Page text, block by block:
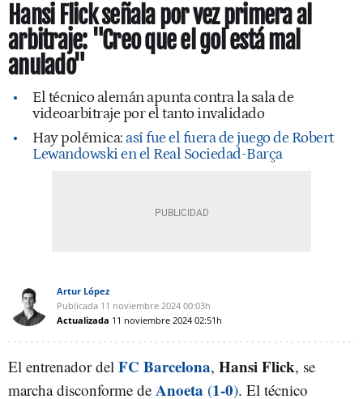
Hansi Flick señala por vez primera al
arbitraje: "Creo que el gol está mal
anulado"
El técnico alemán apunta contra la sala de
videoarbitraje por el tanto invalidado
Hay polémica:así fue el fuera de juego de Robert
Lewandowski en el Real Sociedad-Barça
Artur López
Publicada 11 noviembre 2024 00:03h
Actualizada 11 noviembre 2024 02:51h
El entrenador del FC Barcelona, Hansi Flick, se
marcha disconforme de Anoeta (1-0). El técnico